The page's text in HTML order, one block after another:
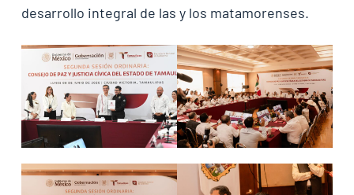
desarrollo integral de las y los matamorenses.